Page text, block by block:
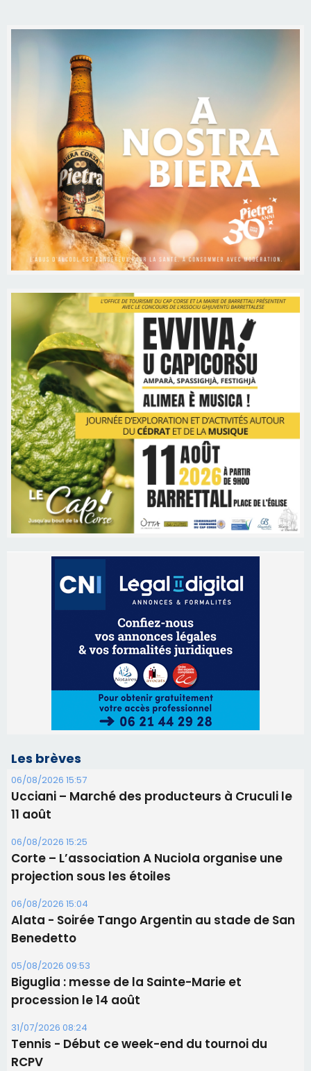
Les brèves
Ucciani – Marché des producteurs à Cruculi le
Corte – L’association A Nuciola organise une
projection sous les étoiles
Alata - Soirée Tango Argentin au stade de San
Benedetto
05/08/2026 09:53
Biguglia : messe de la Sainte-Marie et
procession le 14 août
31/07/2026 08:24
Tennis - Début ce week-end du tournoi du
RCPV
31/07/2026 08:22
82ème anniversaire de la disparition du
Commandant Antoine de Saint Exupery
Les plus lus
Satine Nomary est la nouvelle Miss Corse 2026